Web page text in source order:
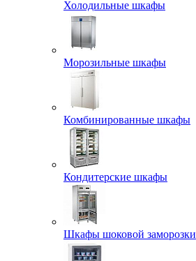
Холодильные шкафы
Морозильные шкафы
Комбинированные шкафы
Кондитерские шкафы
Шкафы шоковой заморозки